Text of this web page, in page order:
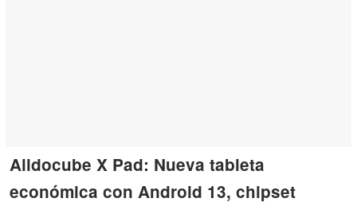
Alldocube X Pad: Nueva tableta
económica con Android 13, chipset